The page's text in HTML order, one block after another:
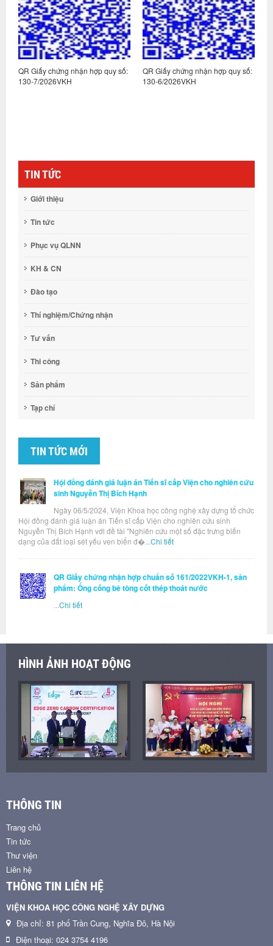
QR Giấy chứng nhận hợp quy số:
130-7/2026VKH
QR Giấy chứng nhận hợp quy số:
130-6/2026VKH
TIN TỨC
Giới thiệu
Tin tức
Phục vụ QLNN
KH & CN
Đào tạo
Thí nghiệm/Chứng nhận
Tư vấn
Thi công
Sản phẩm
Tạp chí
TIN TỨC MỚI
Hội đồng đánh giá luận án Tiến sĩ cấp Viện cho nghiên cứu
sinh Nguyễn Thị Bích Hạnh
Ngày 06/5/2024, Viện Khoa học công nghệ xây dựng tổ chức
Hội đồng đánh giá luận án Tiến sĩ cấp Viện cho nghiên cứu sinh
Nguyễn Thị Bích Hạnh với đề tài "Nghiên cứu một số đặc trưng biến
dạng của đất loại sét yếu ven biển đ�... Chi tiết
QR Giấy chứng nhận hợp chuẩn số 161/2022VKH-1, sản
phẩm: Ống cống bê tông cốt thép thoát nước
Chi tiết
HÌNH ẢNH HOẠT ĐỘNG
THÔNG TIN
Trang chủ
Tin tức
Thư viện
Liên hệ
THÔNG TIN LIÊN HỆ
VIỆN KHOA HỌC CÔNG NGHỆ XÂY DỰNG
Địa chỉ: 81 phố Trần Cung, Nghĩa Đô, Hà Nội
Điện thoại: 024 3754 4196